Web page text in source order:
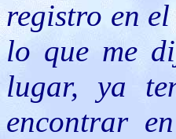
registro en
lo que me
lugar, ya
encontrar